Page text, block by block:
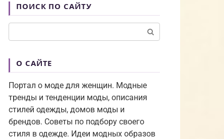
ПОИСК ПО САЙТУ
О САЙТЕ
Портал о моде для женщин. Модные
тренды и тенденции моды, описания
стилей одежды, домов моды и
брендов. Советы по подбору своего
стиля в одежде. Идеи модных образов